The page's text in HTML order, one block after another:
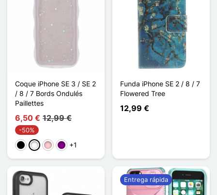
Coque iPhone SE 3 / SE 2
/ 8 / 7 Bords Ondulés
Paillettes
6,50 € 12,99 €
-50%
NegroBlancoRosaPúrpura
+1
Funda iPhone SE 2 / 8 / 7
Flowered Tree
12,99 €
Entrega rápida